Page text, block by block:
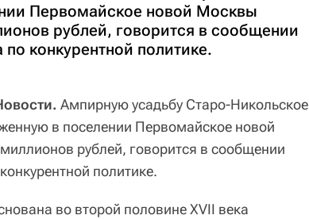
Первомайское новой Москвы
рублей, говорится в сообщении
конкурентной политике.
Ампирную усадьбу Старо-Никольское
в поселении Первомайское новой
рублей, говорится в сообщении
политике.
во второй половине XVII века